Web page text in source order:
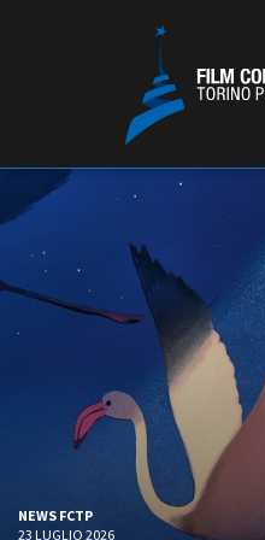
Chi siamo
Storia della Fondazione
La sede
Partner
NEWS FCTP
23 LUGLIO 2026